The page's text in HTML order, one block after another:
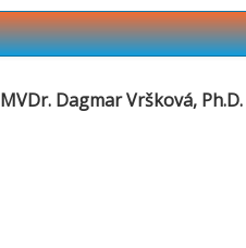
MVDr. Dagmar Vršková, Ph.D.